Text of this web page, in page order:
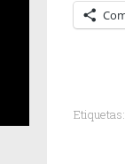
Etiquetas: